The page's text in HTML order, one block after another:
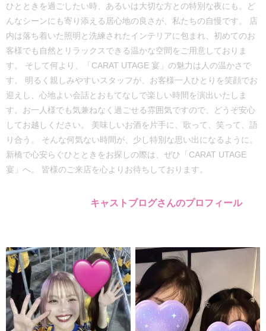
ひとときを過ごしたい時、あるいは大切な方との特別な夜にも。ど
んなシーンにも寄り添える居心地の良さが、私たちの自慢です。 店
内は落ち着いた照明と洗練されたインテリアに包まれ、初めてのお
客様でも自然とリラックスできる温かな空間をご用意しておりま
す。 そして何より、「CARAT UTAGE 宴」の魅力は人の温かさで
す。 明るく親しみやすいスタッフが、お客様一人ひとりを笑顔でお
迎えし、心地よい会話とおもてなしで楽しい時間を演出いたしま
す。お一人様でも気兼ねなく過ごせる雰囲気ですので、どうぞ安心
してお越しください。 美味しいお酒を片手に、歌って、笑って、語
り合う。 そんな何気ない時間が、少し特別な思い出になるように。
新橋で心安らぐひとときをお探しの際は、ぜひ「CARAT UTAGE
宴」へ。 皆様のご来店を心よりお待ちしております。
キャストブログさんのプロフィール